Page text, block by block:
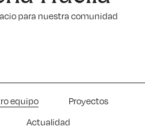
para nuestra comunidad
equipo
Proyectos
Actualidad